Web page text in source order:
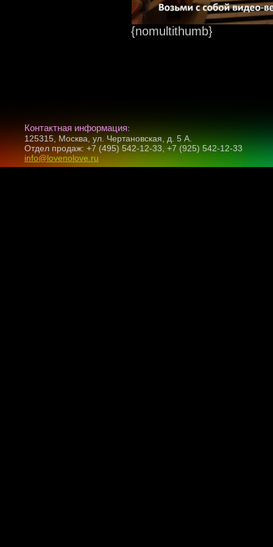
{nomultithumb}
Контактная информация:
125315, Москва, ул. Чертановская, д. 5 А.
Отдел продаж: +7 (495) 542-12-33, +7 (925) 542-12-33
info@lovenolove.ru